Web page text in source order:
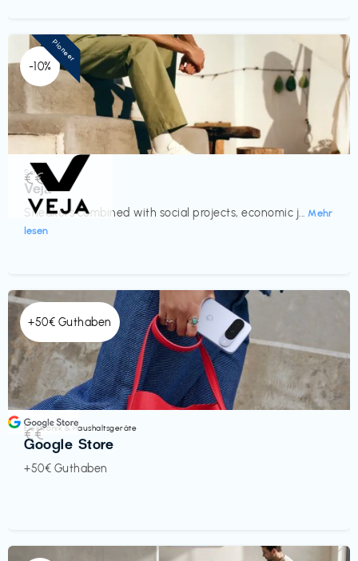
-10%
Schuhe
Veja
Sneakers combined with social projects, economic j... Mehr
lesen
€€‎
Pioneer
+50€ Guthaben
Elektronik & Haushaltsgeräte
Google Store
+50€ Guthaben
€€‎